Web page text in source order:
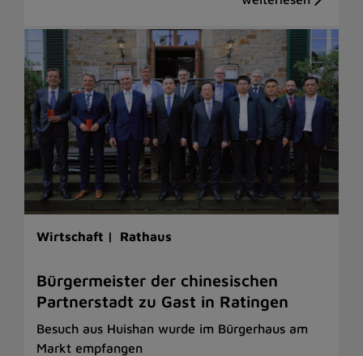
Wirtschaft | Rathaus
Bürgermeister der chinesischen
Partnerstadt zu Gast in Ratingen
Besuch aus Huishan wurde im Bürgerhaus am
Markt empfangen